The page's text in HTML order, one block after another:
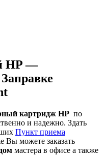
HP —
картридж HP по
и надежно. Здать
Пункт приема
Вы можете заказать
мастера в офисе а также